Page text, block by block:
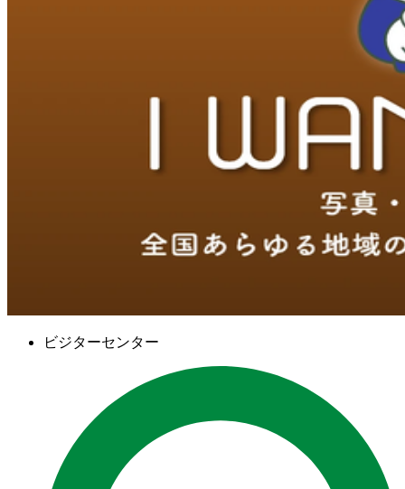
ビジターセンター